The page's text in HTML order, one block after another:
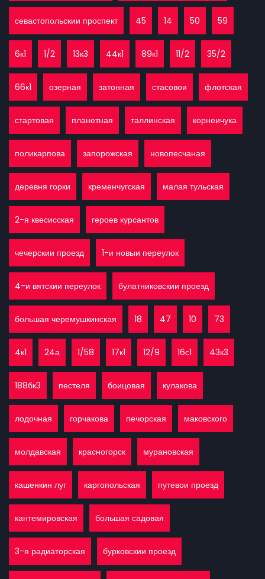
севастопольскии проспект 45 14 50 59
6к1 1/2 13к3 44к1 89к1 11/2 35/2
66к1 озерная затонная стасовои флотская
стартовая планетная таллинская корнеичука
поликарпова запорожская новопесчаная
деревня горки кременчугская малая тульская
2-я квесисская героев курсантов
чечерскии проезд 1-и новыи переулок
4-и вятскии переулок булатниковскии проезд
большая черемушкинская 18 47 10 73
4к1 24а 1/58 17к1 12/9 16с1 43к3
188бк3 пестеля боицовая кулакова
лодочная горчакова печорская маковского
молдавская красногорск мурановская
кашенкин луг каргопольская путевои проезд
кантемировская большая садовая
3-я радиаторская бурковскии проезд